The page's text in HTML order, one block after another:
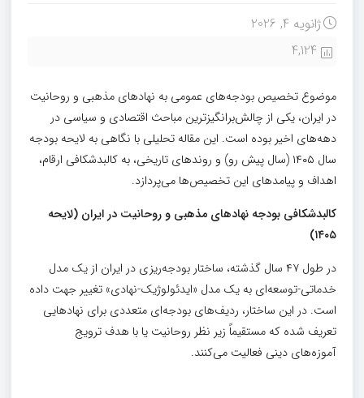
ژانویه 4, 2026
4,124
موضوع تخصیص بودجه‌های عمومی به نهادهای مذهبی و روحانیت
در ایران، یکی از چالش‌برانگیزترین مباحث اقتصادی و سیاسی در
دهه‌های اخیر بوده است. این مقاله تحلیلی با نگاهی به لایحه بودجه
سال ۱۴۰۵ (سال پیش رو) و روندهای تاریخی، به کالبدشکافی ارقام،
اهداف و پیامدهای این تخصیص‌ها می‌پردازد.
کالبدشکافی بودجه نهادهای مذهبی و روحانیت در ایران (لایحه
۱۴۰۵)
در طول ۴۷ سال گذشته، ساختار بودجه‌ریزی در ایران از یک مدل
خدماتی-توسعه‌ای به یک مدل «ایدئولوژیک-نهادی» تغییر جهت داده
است. در این ساختار، ردیف‌های بودجه‌ای متعددی برای نهادهایی
تعریف شده که مستقیماً زیر نظر روحانیت یا با هدف ترویج
آموزه‌های دینی فعالیت می‌کنند.